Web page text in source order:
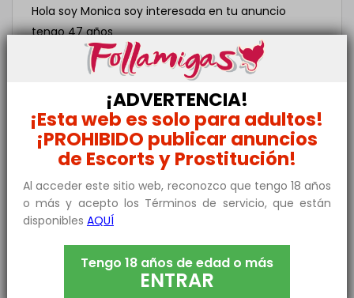
Hola soy Monica soy interesada en tu anuncio
tengo 47 años
Hola somos pareja chico y chica nos gustariaprobar
MIRKO
Recibido Hoy
Adelante
FRANCISCO
Estoy interesado en tu anuncio iríamos una pareja
chica muy joven yo 50 infórmanos
¡ADVERTENCIA!
¡Esta web es solo para adultos!
¡PROHIBIDO publicar anuncios
de Escorts y Prostitución!
Al acceder este sitio web, reconozco que tengo 18 años
o más y acepto los Términos de servicio, que están
disponibles AQUÍ
Tengo 18 años de edad o más
ENTRAR